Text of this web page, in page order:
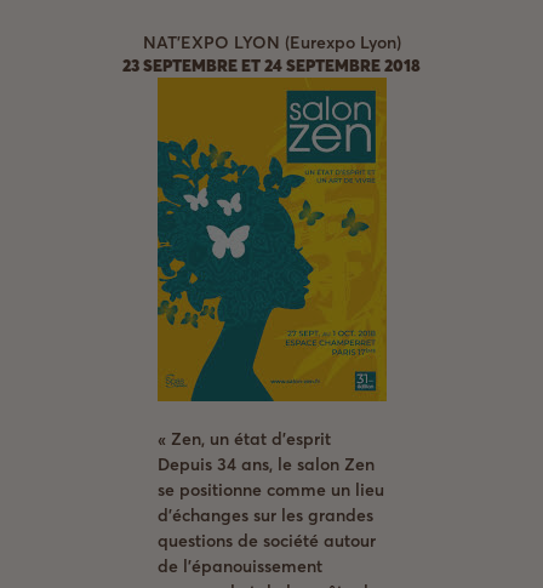
NAT’EXPO LYON (Eurexpo Lyon)
23 SEPTEMBRE ET 24 SEPTEMBRE 2018
« Zen, un état d’esprit
Depuis 34 ans, le salon Zen
se positionne comme un lieu
d’échanges sur les grandes
questions de société autour
de l’épanouissement